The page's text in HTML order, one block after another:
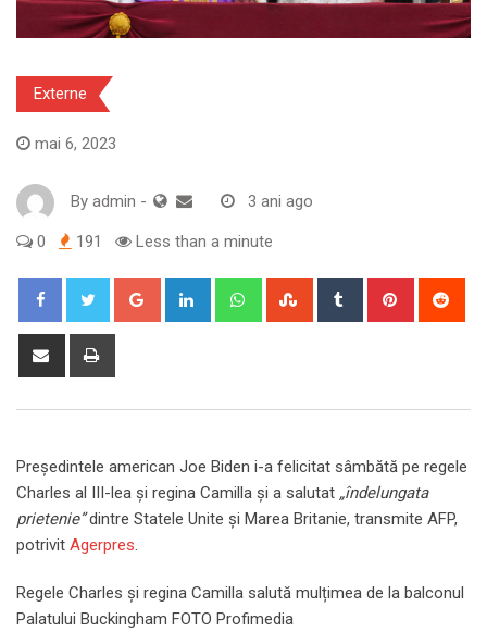
Externe
mai 6, 2023
By admin - 3 ani ago
0 191 Less than a minute
Google+ LinkedIn WhatsappStumbleUpon
Tumblr Pinterest
Share
Preşedintele american Joe Biden i-a felicitat sâmbătă pe regele
Charles al III-lea şi regina Camilla şi a salutat „îndelungata
prietenie”dintre Statele Unite şi Marea Britanie, transmite AFP,
potrivit Agerpres.
Regele Charles și regina Camilla salută mulțimea de la balconul
Palatului Buckingham FOTO Profimedia